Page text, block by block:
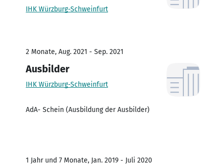
IHK Würzburg-Schweinfurt
2 Monate, Aug. 2021 - Sep. 2021
Ausbilder
IHK Würzburg-Schweinfurt
AdA- Schein (Ausbildung der Ausbilder)
1 Jahr und 7 Monate, Jan. 2019 - Juli 2020